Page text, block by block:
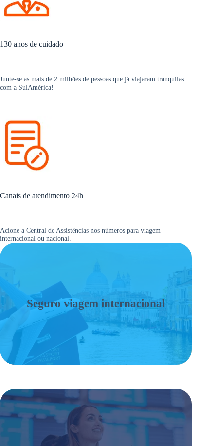
130 anos de cuidado
Junte-se as mais de 2 milhões de pessoas que já viajaram tranquilas
com a SulAmérica!
Canais de atendimento 24h
Acione a Central de Assistências nos números para viagem
internacional ou nacional.
Seguro viagem internacional